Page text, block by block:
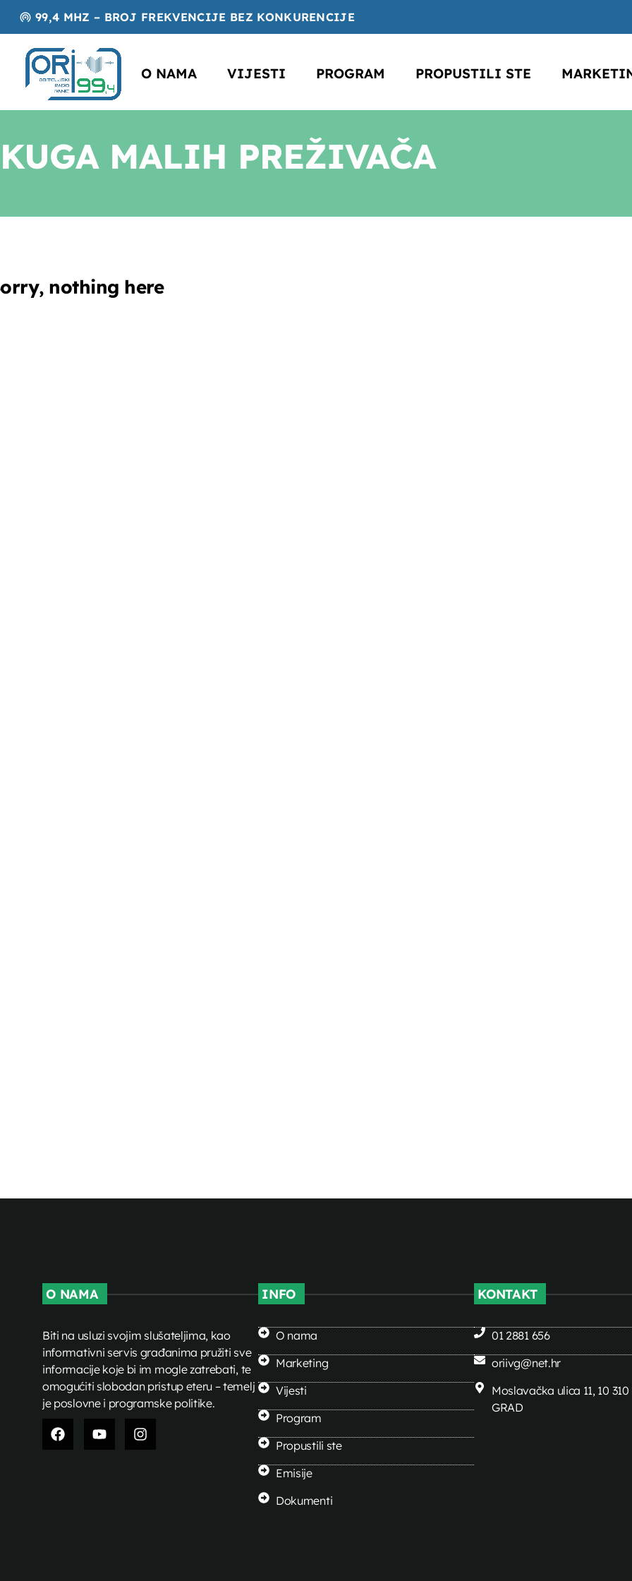
wifi_tethering 99,4 MHZ – BROJ FREKVENCIJE BEZ KONKURENCIJE
O NAMA VIJESTI PROGRAM PROPUSTILI STE
KUGA MALIH PREŽIVAČA
nothing here
O NAMA
Biti na usluzi svojim slušateljima, kao
informativni servis građanima pružiti sve
informacije koje bi im mogle zatrebati, te
omogućiti slobodan pristup eteru – temelj
je poslovne i programske politike.
INFO
O nama
Marketing
Vijesti
Program
Propustili ste
Emisije
Dokumenti
KONTAKT
01 2881 656
oriivg@net.hr
Moslavačka ulica 11, 10
GRAD